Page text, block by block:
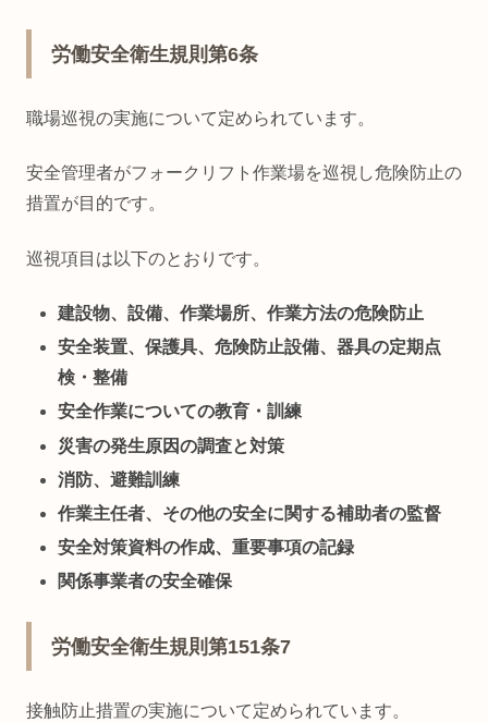
労働安全衛生規則第6条
職場巡視の実施について定められています。
安全管理者がフォークリフト作業場を巡視し危険防止の
措置が目的です。
巡視項目は以下のとおりです。
建設物、設備、作業場所、作業方法の危険防止
安全装置、保護具、危険防止設備、器具の定期点
検・整備
安全作業についての教育・訓練
災害の発生原因の調査と対策
消防、避難訓練
作業主任者、その他の安全に関する補助者の監督
安全対策資料の作成、重要事項の記録
関係事業者の安全確保
労働安全衛生規則第151条7
接触防止措置の実施について定められています。